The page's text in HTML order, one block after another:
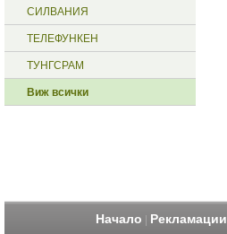
СИЛВАНИЯ
ТЕЛЕФУНКЕН
ТУНГСРАМ
Виж всички
Начало Рекламации